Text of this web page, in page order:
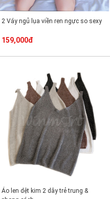
2 Váy ngủ lụa viền ren ngực so sexy
159,000đ
Áo len dệt kim 2 dây trẻ trung &